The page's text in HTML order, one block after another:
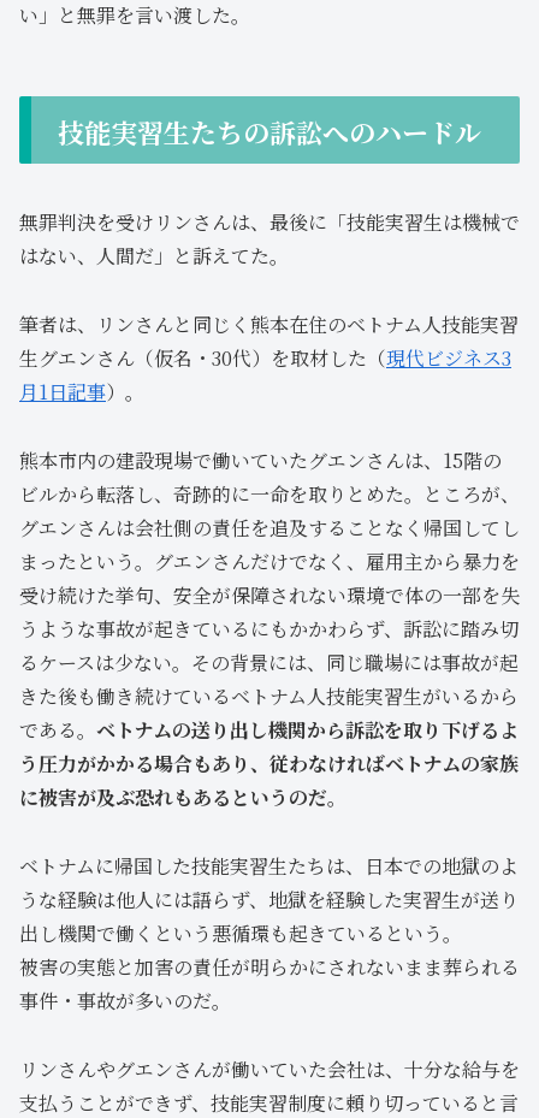
い」と無罪を言い渡した。
技能実習生たちの訴訟へのハードル
無罪判決を受けリンさんは、最後に「技能実習生は機械で
はない、人間だ」と訴えてた。
筆者は、リンさんと同じく熊本在住のベトナム人技能実習
生グエンさん（仮名・30代）を取材した（現代ビジネス3
月1日記事）。
熊本市内の建設現場で働いていたグエンさんは、15階の
ビルから転落し、奇跡的に一命を取りとめた。ところが、
グエンさんは会社側の責任を追及することなく帰国してし
まったという。グエンさんだけでなく、雇用主から暴力を
受け続けた挙句、安全が保障されない環境で体の一部を失
うような事故が起きているにもかかわらず、訴訟に踏み切
るケースは少ない。その背景には、同じ職場には事故が起
きた後も働き続けているベトナム人技能実習生がいるから
である。 ベトナムの送り出し機関から訴訟を取り下げるよ
う圧力がかかる場合もあり、従わなければベトナムの家族
に被害が及ぶ恐れもあるというのだ。
ベトナムに帰国した技能実習生たちは、日本での地獄のよ
うな経験は他人には語らず、地獄を経験した実習生が送り
出し機関で働くという悪循環も起きているという。
被害の実態と加害の責任が明らかにされないまま葬られる
事件・事故が多いのだ。
リンさんやグエンさんが働いていた会社は、十分な給与を
支払うことができず、技能実習制度に頼り切っていると言